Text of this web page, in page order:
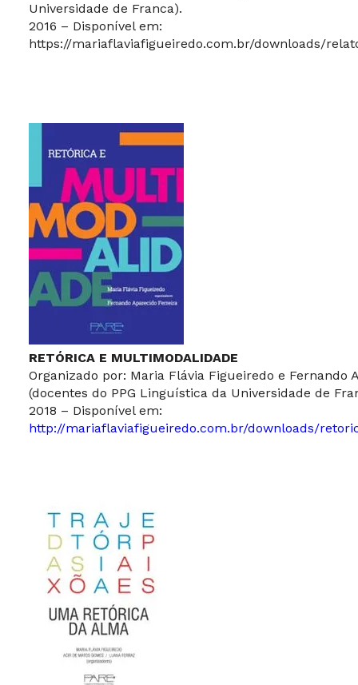
Universidade de Franca).
2016 – Disponível em:
https://mariaflaviafigueiredo.com.br/downloads/
RETÓRICA E MULTIMODALIDADE
Organizado por: Maria Flávia Figueiredo e Fernando
(docentes do PPG Linguística da Universidade de
2018 – Disponível em:
http://mariaflaviafigueiredo.com.br/downloads/